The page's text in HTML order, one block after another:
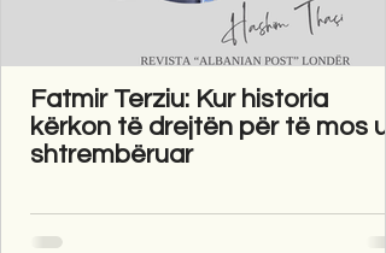
Fatmir Terziu: Kur historia
kërkon të drejtën për të mos u
shtrembëruar